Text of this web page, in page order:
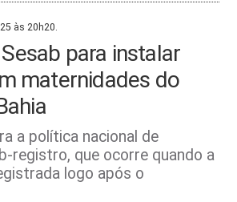
às 20h20.
para instalar
maternidades do
a política nacional de
registro, que ocorre quando a
logo após o